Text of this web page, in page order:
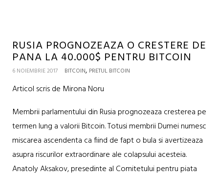
RUSIA PROGNOZEAZA O CRESTERE DE
PANA LA 40.000$ PENTRU BITCOIN
6 NOIEMBRIE 2017 BITCOIN, PRETUL BITCOIN
Articol scris de Mirona Noru
Membrii parlamentului din Rusia prognozeaza cresterea pe
termen lung a valorii Bitcoin. Totusi membrii Dumei numesc
miscarea ascendenta ca fiind de fapt o bula si avertizeaza
asupra riscurilor extraordinare ale colapsului acesteia.
Anatoly Aksakov, presedinte al Comitetului pentru piata